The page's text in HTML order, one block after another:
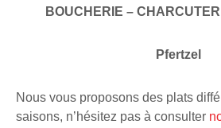
BOUCHERIE –
Pfertzel
Nous vous proposons des plats
saisons, n’hésitez pas à consulter